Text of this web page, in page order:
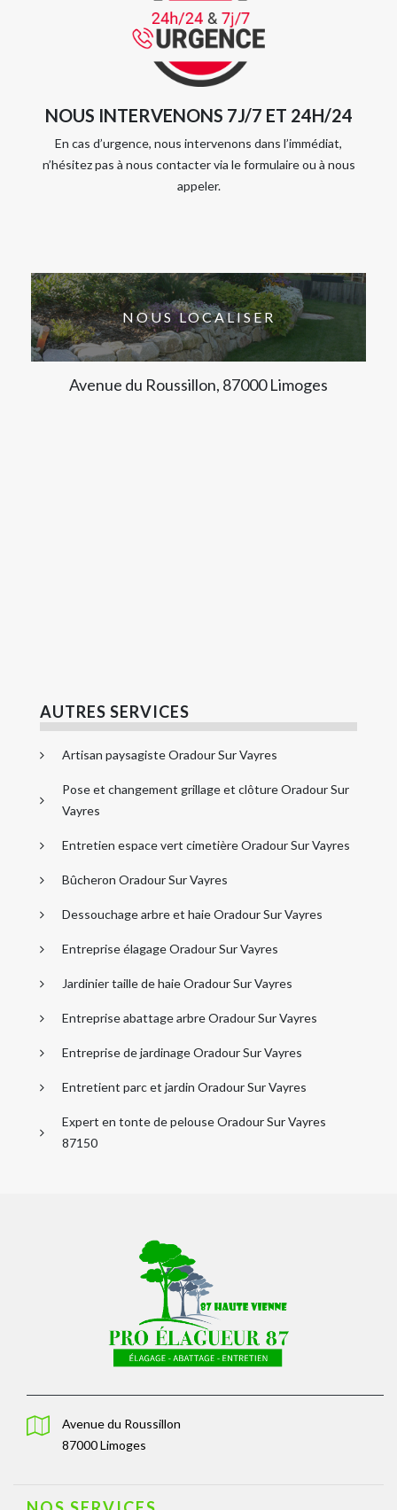
NOUS INTERVENONS 7J/7 ET 24H/24
En cas d’urgence, nous intervenons dans l’immédiat,
n’hésitez pas à nous contacter via le formulaire ou à nous
appeler.
NOUS LOCALISER
Avenue du Roussillon, 87000 Limoges
AUTRES SERVICES
Artisan paysagiste Oradour Sur Vayres
Pose et changement grillage et clôture Oradour Sur
Vayres
Entretien espace vert cimetière Oradour Sur Vayres
Bûcheron Oradour Sur Vayres
Dessouchage arbre et haie Oradour Sur Vayres
Entreprise élagage Oradour Sur Vayres
Jardinier taille de haie Oradour Sur Vayres
Entreprise abattage arbre Oradour Sur Vayres
Entreprise de jardinage Oradour Sur Vayres
Entretient parc et jardin Oradour Sur Vayres
Expert en tonte de pelouse Oradour Sur Vayres
87150
Avenue du Roussillon
87000 Limoges